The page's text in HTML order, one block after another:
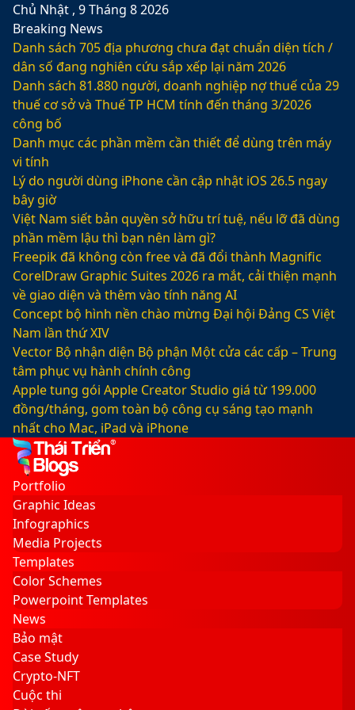
Chủ Nhật , 9 Tháng 8 2026
Breaking News
Danh sách 705 địa phương chưa đạt chuẩn diện tích /
dân số đang nghiên cứu sắp xếp lại năm 2026
Danh sách 81.880‬ người, doanh nghiệp nợ thuế của 29
thuế cơ sở và Thuế TP HCM tính đến tháng 3/2026
công bố
Danh mục các phần mềm cần thiết để dùng trên máy
vi tính
Lý do người dùng iPhone cần cập nhật iOS 26.5 ngay
bây giờ
Việt Nam siết bản quyền sở hữu trí tuệ, nếu lỡ đã dùng
phần mềm lậu thì bạn nên làm gì?
Freepik đã không còn free và đã đổi thành Magnific
CorelDraw Graphic Suites 2026 ra mắt, cải thiện mạnh
về giao diện và thêm vào tính năng AI
Concept bộ hình nền chào mừng Đại hội Đảng CS Việt
Nam lần thứ XIV
Vector Bộ nhận diện Bộ phận Một cửa các cấp – Trung
tâm phục vụ hành chính công
Apple tung gói Apple Creator Studio giá từ 199.000
đồng/tháng, gom toàn bộ công cụ sáng tạo mạnh
nhất cho Mac, iPad và iPhone
Facebook
X
LinkedIn
YouTube
Google
Play
Sidebar
Switch
skin
Portfolio
Graphic Ideas
Infographics
Media Projects
Templates
Color Schemes
Powerpoint Templates
News
Bảo mật
Case Study
Crypto-NFT
Cuộc thi